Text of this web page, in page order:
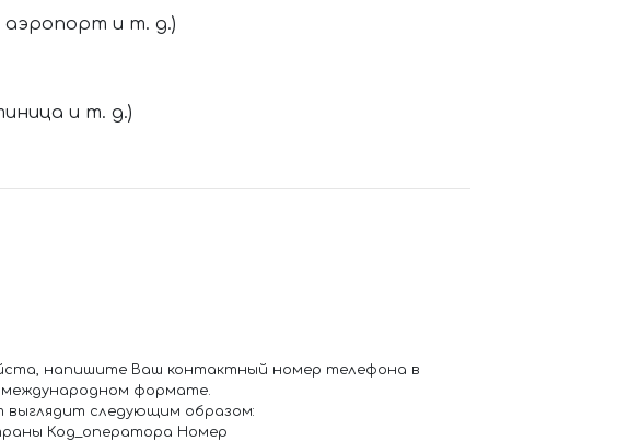
аэропорт и т. д.)
и т. д.)
напишите Ваш контактный номер телефона в
формате.
следующим образом:
Код_оператора Номер